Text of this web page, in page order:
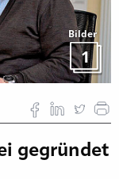
Bilder
1
gegründet